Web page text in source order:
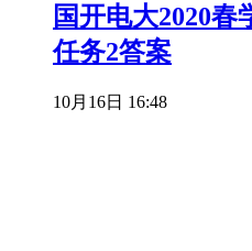
国开电大2020
任务2答案
10月16日 16:48